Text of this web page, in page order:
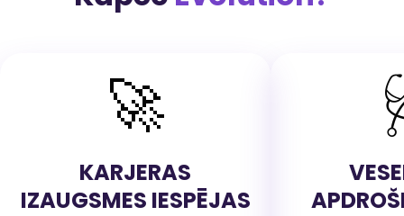
🚀
KARJERAS
IZAUGSMES IESPĒJAS